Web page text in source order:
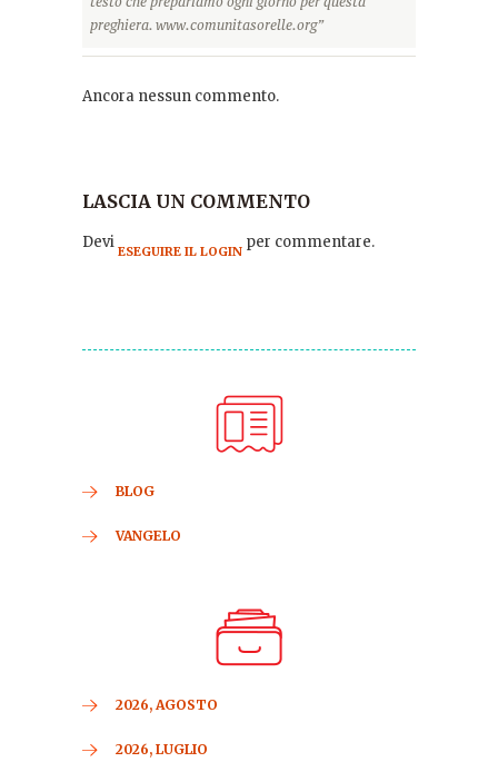
preghiera. www.comunitasorelle.org”
Ancora nessun commento.
LASCIA UN COMMENTO
Devi ESEGUIRE IL LOGIN per commentare.
BLOG
VANGELO
2026, AGOSTO
2026, LUGLIO